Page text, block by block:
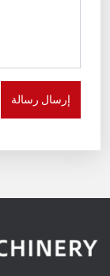
إرسال رسالة